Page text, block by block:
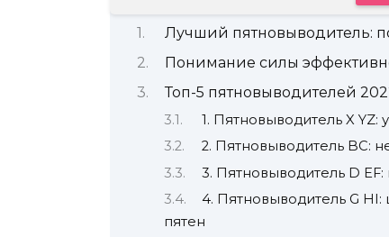
Лучший пятновыводитель:
Понимание силы
Топ-5 пятновыводителей
1. Пятновыводитель X
2. Пятновыводитель BC:
3. Пятновыводитель D
4. Пятновыводитель G
пятен